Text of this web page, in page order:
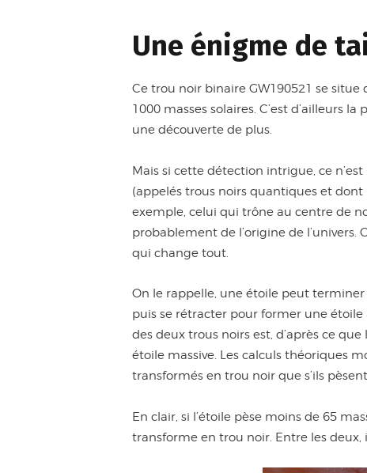
Une énigme de
Ce trou noir binaire GW190521 se
1000 masses solaires. C’est d’ailleurs
une découverte de plus.
Mais si cette détection intrigue, ce
(appelés trous noirs quantiques et dont
exemple, celui qui trône au centre de
probablement de l’origine de l’univers.
qui change tout.
On le rappelle, une étoile peut
puis se rétracter pour former une étoile
des deux trous noirs est, d’après ce
étoile massive. Les calculs théoriques
transformés en trou noir que s’ils
En clair, si l’étoile pèse moins de 65
transforme en trou noir. Entre les deux,